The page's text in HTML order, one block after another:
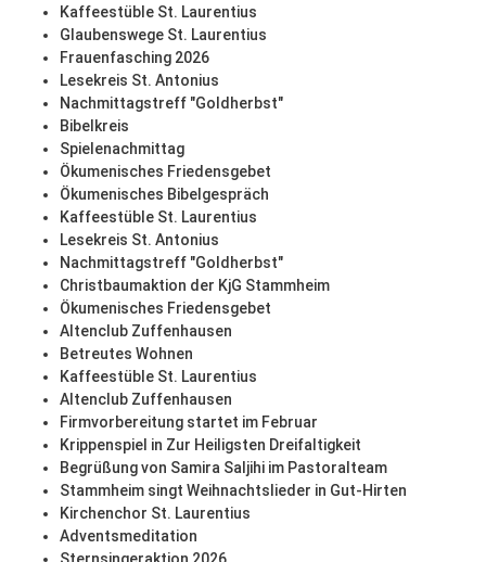
Kaffeestüble St. Laurentius
Glaubenswege St. Laurentius
Frauenfasching 2026
Lesekreis St. Antonius
Nachmittagstreff "Goldherbst"
Bibelkreis
Spielenachmittag
Ökumenisches Friedensgebet
Ökumenisches Bibelgespräch
Kaffeestüble St. Laurentius
Lesekreis St. Antonius
Nachmittagstreff "Goldherbst"
Christbaumaktion der KjG Stammheim
Ökumenisches Friedensgebet
Altenclub Zuffenhausen
Betreutes Wohnen
Kaffeestüble St. Laurentius
Altenclub Zuffenhausen
Firmvorbereitung startet im Februar
Krippenspiel in Zur Heiligsten Dreifaltigkeit
Begrüßung von Samira Saljihi im Pastoralteam
Stammheim singt Weihnachtslieder in Gut-Hirten
Kirchenchor St. Laurentius
Adventsmeditation